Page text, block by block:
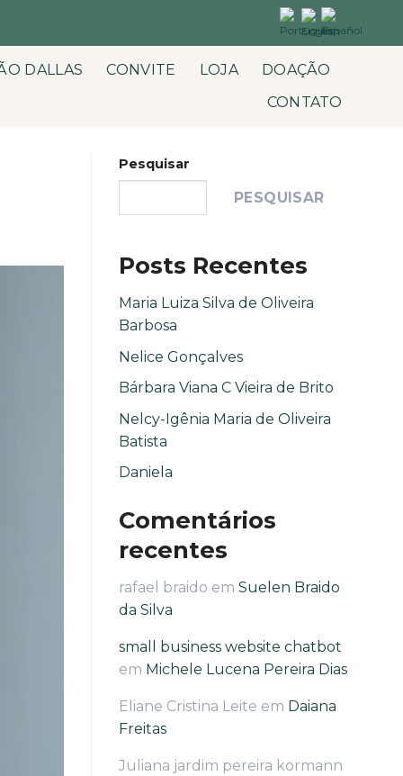
DALLAS CONVITE LOJA
DOAÇÃO
CONTATO
Pesquisar
PESQUISAR
Posts Recentes
Maria Luiza Silva de Oliveira
Barbosa
Nelice Gonçalves
Bárbara Viana C Vieira de Brito
Nelcy-Igênia Maria de Oliveira
Batista
Daniela
Comentários
recentes
rafael braido em Suelen Braido
da Silva
small business website chatbot
em Michele Lucena Pereira Dias
Eliane Cristina Leite em Daiana
Freitas
Juliana jardim pereira kormann